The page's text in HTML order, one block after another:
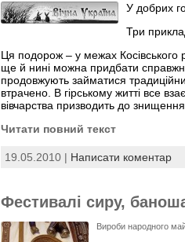
У добрих
Три
Ця подорож – у межах Косівського
ще й нині можна придбати справжні
продовжують займатися
втрачено. В гірському житті все
вівчарства призводить до
Читати повний текст
19.05.2010 | Написати коментар
Фестивалі сиру,
Вироби народного